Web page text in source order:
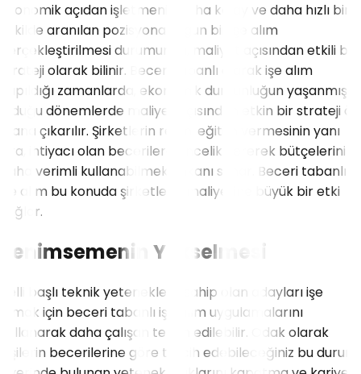
Ekonomik açıdan işletmenin daha kolay ve daha hızlı bir
şekilde aranılan pozisyona uygun bir işe alım
gerçekleştirilmesi durumunda, maliyet açısından etkili bir
strateji olarak bilinir. Beceri tabanlı olarak işe alım
yapıldığı zamanlarda, ekonomik durgunluğun yaşanmış
olduğu dönemlerde maliyet açısından etkin bir strateji ön
plana çıkarılır. Şirketlerin resmi eğitim vermesinin yanı
sıra, ihtiyacı olan becerilere öncelik vererek bütçelerini
daha verimli kullanabilmek imkanı sunar. Beceri tabanlı
işe alım bu konuda şirketlerin maliyetine büyük bir etki
sağlar.
Benimsemenin Yükselmesi
Belli başlı teknik yeteneklere sahip olan adayları işe
almak için beceri tabanlı işe alım uygulamalarını
kullanarak daha çalışan tercih edilebilir. Odak olarak
kişilerin becerilerine göre tercih edebileceğiniz bu durum,